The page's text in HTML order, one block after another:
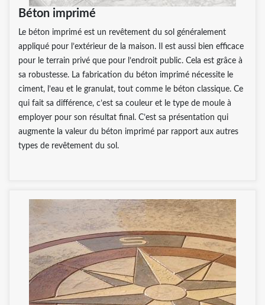
Béton imprimé
Le béton imprimé est un revêtement du sol généralement
appliqué pour l’extérieur de la maison. Il est aussi bien efficace
pour le terrain privé que pour l’endroit public. Cela est grâce à
sa robustesse. La fabrication du béton imprimé nécessite le
ciment, l’eau et le granulat, tout comme le béton classique. Ce
qui fait sa différence, c’est sa couleur et le type de moule à
employer pour son résultat final. C’est sa présentation qui
augmente la valeur du béton imprimé par rapport aux autres
types de revêtement du sol.